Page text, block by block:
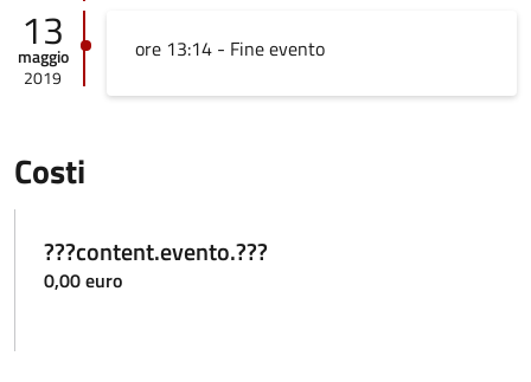
13
maggio
2019
ore 13:14 - Fine evento
Costi
???content.evento.???
0,00 euro